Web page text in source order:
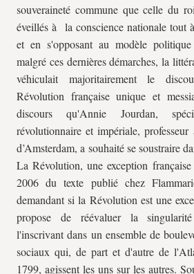
souveraineté commune que celle du
éveillés à la conscience nationale tout
et en s'opposant au modèle
malgré ces dernières démarches, la
véhiculait majoritairement le
Révolution française unique et
discours qu'Annie Jourdan,
révolutionnaire et impériale,
d’Amsterdam, a souhaité se soustraire
La Révolution, une exception
2006 du texte publié chez
demandant si la Révolution est une
propose de réévaluer la
l'inscrivant dans un ensemble de
sociaux qui, de part et d'autre de
1799, agissent les uns sur les autres.